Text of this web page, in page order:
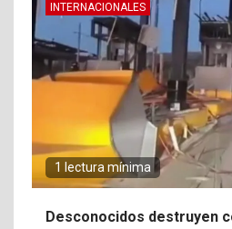
INTERNACIONALES
1 lectura mínima
Desconocidos destruyen